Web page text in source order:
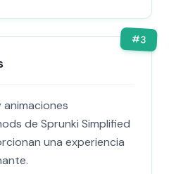
#3
de Sprunki Simplified
una experiencia